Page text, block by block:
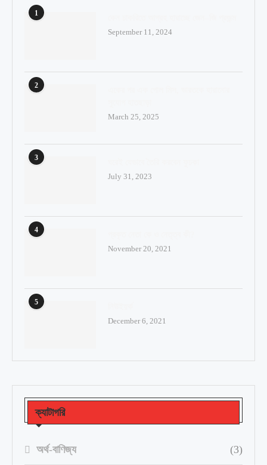
1
September 11, 2024
2
March 25, 2025
3
July 31, 2023
4
November 20, 2021
5
December 6, 2021
ক্যাটাগরি
অর্থ-বাণিজ্য (3)